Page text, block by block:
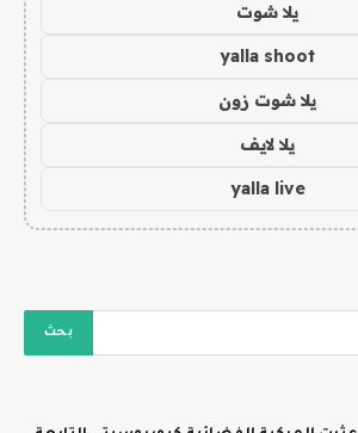
يلا شوت
yalla shoot
يلا شوت زون
يلا لايف
yalla live